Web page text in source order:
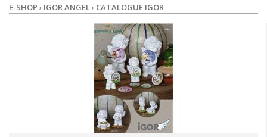
E-SHOP › IGOR ANGEL› CATALOGUE IGOR